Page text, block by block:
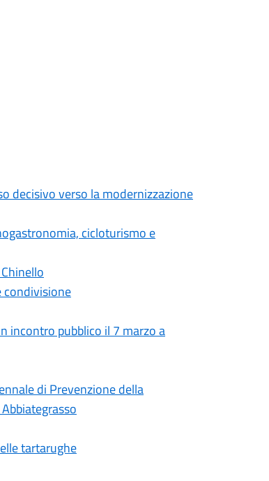
decisivo verso la modernizzazione
cicloturismo e
condivisione
incontro pubblico il 7 marzo a
di Prevenzione della
tartarughe